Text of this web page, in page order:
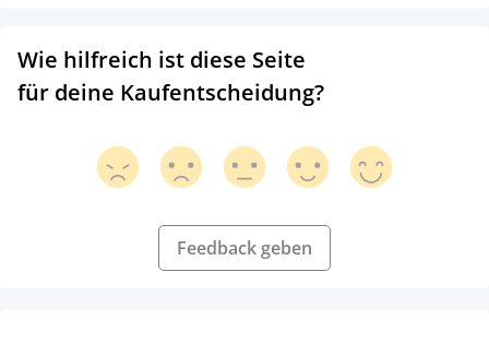
Wie hilfreich ist diese Seite
für deine Kaufentscheidung?
Feedback geben